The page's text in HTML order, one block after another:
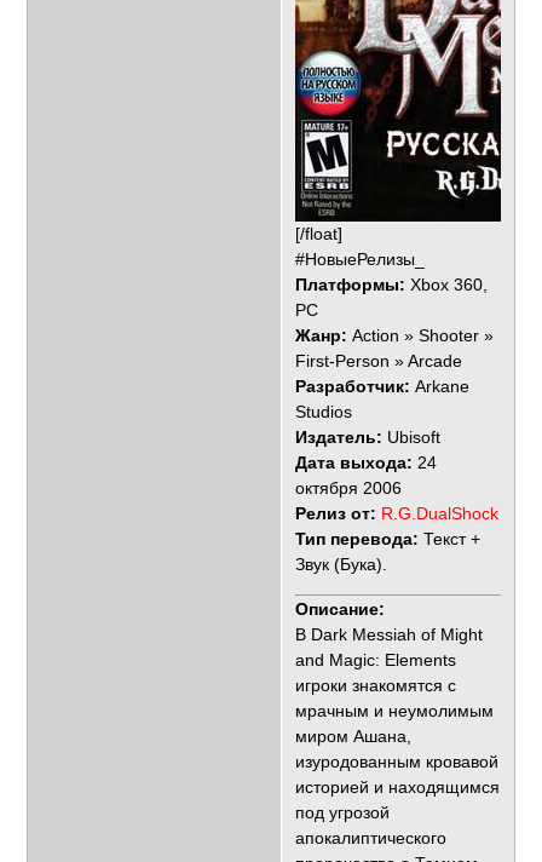
[/float]
#НовыеРелизы_
Платформы:Xbox 360,
PC
Жанр:Action » Shooter »
First-Person » Arcade
Разработчик:Arkane
Studios
Издатель: Ubisoft
Дата выхода:24
октября 2006
Релиз от: R.G.DualShock
Тип перевода:Текст +
Звук (Бука).
Описание:
В Dark Messiah of Might
and Magic: Elements
игроки знакомятся с
мрачным и неумолимым
миром Ашана,
изуродованным кровавой
историей и находящимся
под угрозой
апокалиптического